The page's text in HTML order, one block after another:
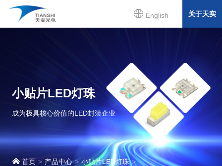
English 关于天实
小贴片LED灯珠
成为极具核心价值的LED封装企业
首页 产品中心 小贴片LED灯珠